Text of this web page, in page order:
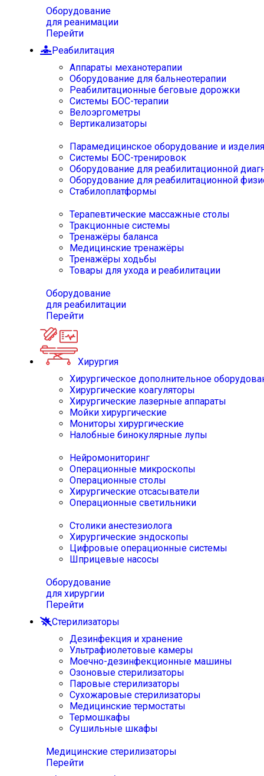
Оборудование
для реанимации
Перейти
Реабилитация
Аппараты механотерапии
Оборудование для бальнеотерапии
Реабилитационные беговые дорожки
Системы БОС-терапии
Велоэргометры
Вертикализаторы
Парамедицинское оборудование и изделия
Системы БОС-тренировок
Оборудование для реабилитационной
Оборудование для реабилитационной
Стабилоплатформы
Терапевтические массажные столы
Тракционные системы
Тренажёры баланса
Медицинские тренажёры
Тренажёры ходьбы
Товары для ухода и реабилитации
Оборудование
для реабилитации
Перейти
Хирургия
Хирургическое дополнительное
Хирургические коагуляторы
Хирургические лазерные аппараты
Мойки хирургические
Мониторы хирургические
Налобные бинокулярные лупы
Нейромониторинг
Операционные микроскопы
Операционные столы
Хирургические отсасыватели
Операционные светильники
Столики анестезиолога
Хирургические эндоскопы
Цифровые операционные системы
Шприцевые насосы
Оборудование
для хирургии
Перейти
Стерилизаторы
Дезинфекция и хранение
Ультрафиолетовые камеры
Моечно-дезинфекционные машины
Озоновые стерилизаторы
Паровые стерилизаторы
Сухожаровые стерилизаторы
Медицинские термостаты
Термошкафы
Сушильные шкафы
Медицинские стерилизаторы
Перейти